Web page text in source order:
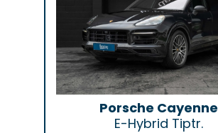
Porsche Cayenne
E-Hybrid Tiptr.